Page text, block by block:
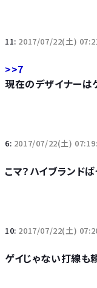
11: 2017/07/22(土)
>>7
現在のデザイナーは
6: 2017/07/22(土)
こマ？ハイブランド
10: 2017/07/22(土)
ゲイじゃない打線も